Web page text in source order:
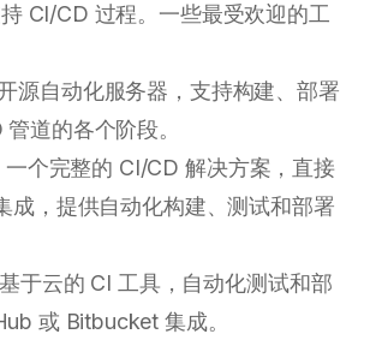
CI/CD 过程。一些最受欢迎的工
源自动化服务器，支持构建、部署
道的各个阶段。
一个完整的 CI/CD 解决方案，直接
成，提供自动化构建、测试和部署
基于云的 CI 工具，自动化测试和部
或 Bitbucket 集成。